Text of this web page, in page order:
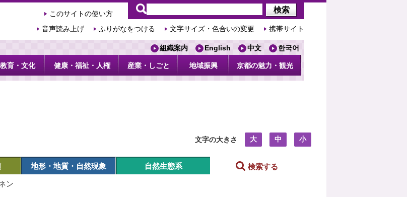
このサイトの使い方
音声読み上げ
ふりがなをつける 文字サイズ・色合いの変更 携帯サイト
組織案内 English 中文 한국어
教育・文化 健康・福祉・人権 産業・しごと 地域振興 京都の魅力・観光
文字の大きさ 大 中 小
地形・地質・自然現象 自然生態系
検索する
ン